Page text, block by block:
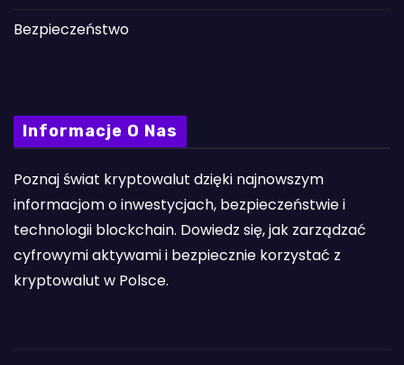
Bezpieczeństwo
Informacje O Nas
Poznaj świat kryptowalut dzięki najnowszym
informacjom o inwestycjach, bezpieczeństwie i
technologii blockchain. Dowiedz się, jak zarządzać
cyfrowymi aktywami i bezpiecznie korzystać z
kryptowalut w Polsce.